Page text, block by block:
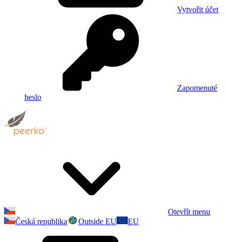
Vytvořit účet
Zapomenuté
heslo
Otevřít menu
Česká republika
Outside EU EU